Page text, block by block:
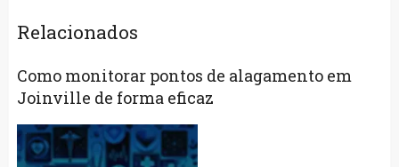
Relacionados
Como monitorar pontos de alagamento em
Joinville de forma eficaz